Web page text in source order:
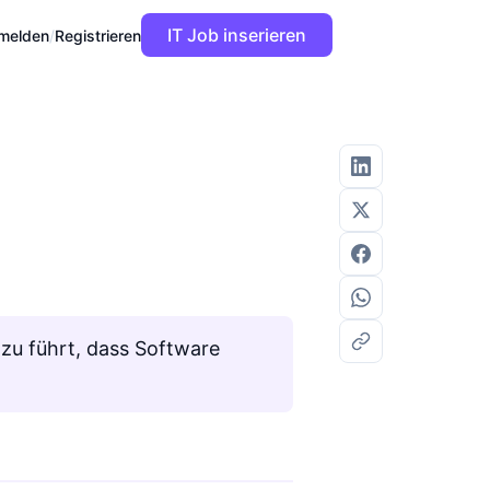
/Registrieren IT Job inserieren
führt, dass Software